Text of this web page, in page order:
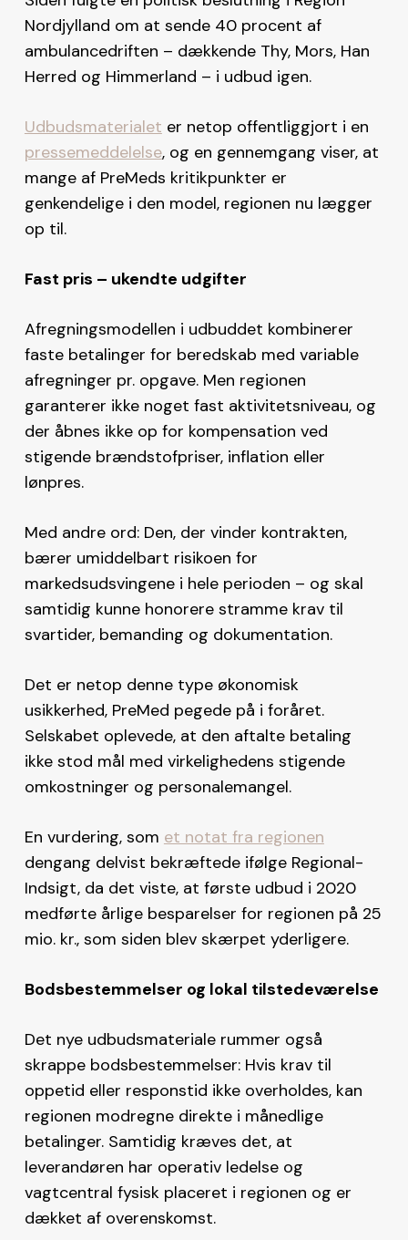
Nordjylland om at sende 40 procent af
ambulancedriften – dækkende Thy, Mors, Han
Herred og Himmerland – i udbud igen.
Udbudsmaterialet er netop offentliggjort i en
pressemeddelelse, og en gennemgang viser, at
mange af PreMeds kritikpunkter er
genkendelige i den model, regionen nu lægger
op til.
Fast pris – ukendte udgifter
Afregningsmodellen i udbuddet kombinerer
faste betalinger for beredskab med variable
afregninger pr. opgave. Men regionen
garanterer ikke noget fast aktivitetsniveau, og
der åbnes ikke op for kompensation ved
stigende brændstofpriser, inflation eller
lønpres.
Med andre ord: Den, der vinder kontrakten,
bærer umiddelbart risikoen for
markedsudsvingene i hele perioden – og skal
samtidig kunne honorere stramme krav til
svartider, bemanding og dokumentation.
Det er netop denne type økonomisk
usikkerhed, PreMed pegede på i foråret.
Selskabet oplevede, at den aftalte betaling
ikke stod mål med virkelighedens stigende
omkostninger og personalemangel.
En vurdering, som et notat fra regionen
dengang delvist bekræftede ifølge Regional-
Indsigt, da det viste, at første udbud i 2020
medførte årlige besparelser for regionen på 25
mio. kr., som siden blev skærpet yderligere.
Bodsbestemmelser og lokal tilstedeværelse
Det nye udbudsmateriale rummer også
skrappe bodsbestemmelser: Hvis krav til
oppetid eller responstid ikke overholdes, kan
regionen modregne direkte i månedlige
betalinger. Samtidig kræves det, at
leverandøren har operativ ledelse og
vagtcentral fysisk placeret i regionen og er
dækket af overenskomst.